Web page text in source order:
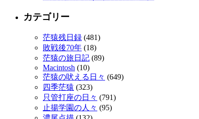
カテゴリー
茫猿残日録 (481)
敗戦後70年 (18)
茫猿の旅日記 (89)
Macintosh (10)
茫猿の吠える日々 (649)
四季茫猿 (323)
只管打座の日々 (791)
止揚学園の人々 (95)